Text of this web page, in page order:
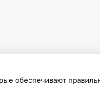
обеспечивают